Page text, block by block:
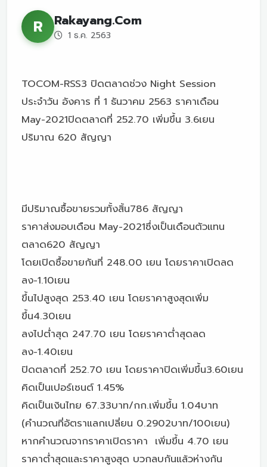
R Rakayang.Com
1 ธ.ค. 2563
TOCOM-RSS3 ปิดตลาดช่วง Night Session
ประจำวัน อังคาร ที่ 1 ธันวาคม 2563 ราคาเดือน
May-2021ปิดตลาดที่ 252.70 เพิ่มขึ้น 3.6เยน
ปริมาณ 620 สัญญา
มีปริมาณซื้อขายรวมทั้งสิ้น786 สัญญา
ราคาส่งมอบเดือน May-2021ซึ่งเป็นเดือนตัวแทน
ตลาด620 สัญญา
โดยเปิดซื้อขายกันที่ 248.00 เยน โดยราคาเปิดลด
ลง-1.10เยน
ขึ้นไปสูงสุด 253.40 เยน โดยราคาสูงสุดเพิ่ม
ขึ้น4.30เยน
ลงไปต่ำสุด 247.70 เยน โดยราคาต่ำสุดลด
ลง-1.40เยน
ปิดตลาดที่ 252.70 เยน โดยราคาปิดเพิ่มขึ้น3.60เยน
คิดเป็นเปอร์เซนต์ 1.45%
คิดเป็นเงินไทย 67.33บาท/กก.เพิ่มขึ้น 1.04บาท
(คำนวณที่อัตราแลกเปลี่ยน 0.2902บาท/100เยน)
หากคำนวณจากราคาเปิดราคา เพิ่มขึ้น 4.70 เยน
ราคาต่ำสุดและราคาสูงสุด บวกลบกันแล้วห่างกัน